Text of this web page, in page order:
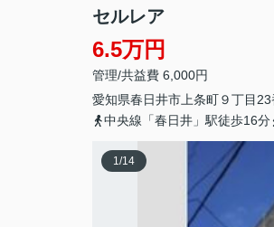
セルレア
6.5万円
管理/共益費 6,000円
愛知県春日井市 上条町９丁目23
中央線「春日井」駅徒歩16分
1/14